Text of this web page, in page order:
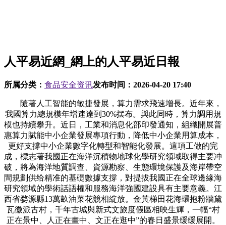
人平易近網_網上的人平易近日報
所属分类： 食品安全资讯发布时间： 2026-04-20 17:40
隨著人工智能的敏捷發展，算力需求飛速增長。近年來，
我國算力總規模年增速達到30%摆布。與此同時，算力調用規
模也持續攀升。近日，工業和消息化部印發通知，組織開展普
惠算力賦能中小企業發展專項行動，降低中小企業用算成本，
更好支撐中小企業數字化轉型和智能化發展。這項工做的完
成，標志著我國正在海洋沉積物地球化學研究領域取得主要冲
破，將為海洋地質調查、資源勘察、生態環境保護及海岸帶空
間規劃供给精准的基礎數據支撐，對提拔我國正在全球邊緣海
研究領域的學術話語權和服務海洋強國建設具有主要意義。江
西省婺源縣13萬畝油菜花競相綻放。金黃梯田花海環抱粉牆黛
瓦徽派古村，千年古城與新式文旅度假區相映生輝，一幅“村
正在景中、人正在畫中、文正在逛中”的春日盛景缓缓展開。